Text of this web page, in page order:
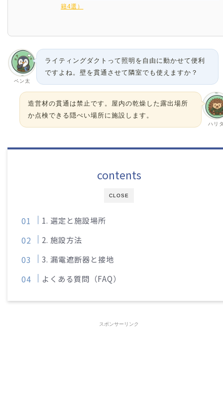
籍4選）
ペン太
ライティングダクトって照明を自由に動かせて便利
ですよね。壁を貫通させて隣室でも使えますか？
ハリ
造営材の貫通は禁止です。屋内の乾燥した露出場所
か点検できる隠ぺい場所に施設します。
CLOSE
contents
1. 選定と施設場所
2. 施設方法
3. 漏電遮断器と接地
よくある質問（FAQ）
スポンサーリンク